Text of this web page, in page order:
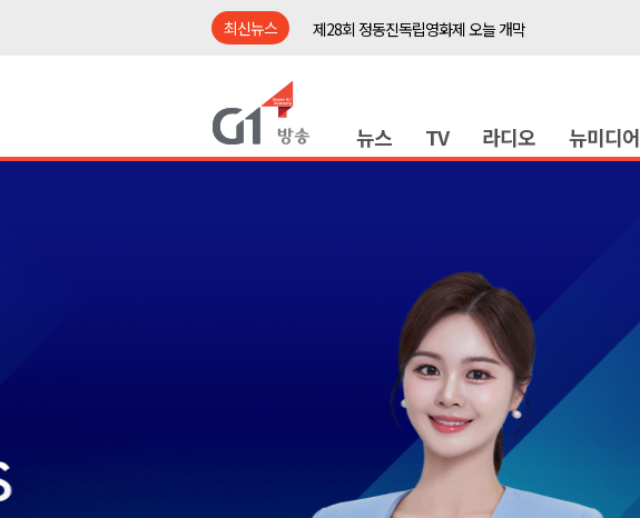
최신뉴스
제28회 정동진독립영화제 오늘 개막
동해시, '해군1함대로' 명예도로 4.1km 지정
삼척시, 무건리 이끼폭포 생태탐방로 전면 통제
<강원랜드> 관광객이 인구 3배..싱가포르 복합리조트
<강원랜드> 마카오 카지노 "복합리조트로 진화 중"
제28회 정동진독립영화제 오늘 개막
양양군, 소상공인 특례보증 2차 지원사업 시행
평창군 재해 예방 도로 시설물 정밀 안전 진단
동해시, '해군1함대로' 명예도로 4.1km 지정
뉴스 TV 라디오 뉴미디어